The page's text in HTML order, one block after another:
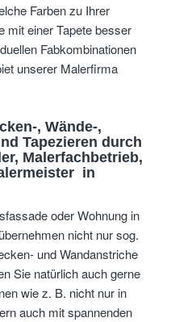
Farben zu Ihrer
mit einer Tapete besser
Fabkombinationen
unserer Malerfirma
, Wände-,
Tapezieren durch
Malerfachbetrieb,
in
oder Wohnung in
nicht nur sog.
und Wandanstriche
Sie natürlich auch gerne
wie z. B. nicht nur in
auch mit spannenden